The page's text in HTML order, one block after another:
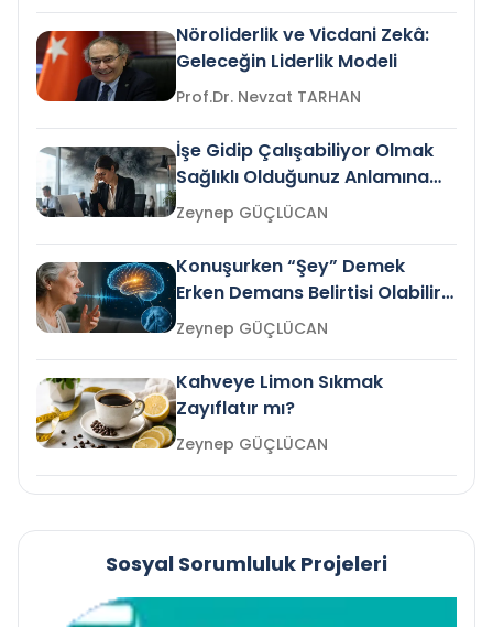
Nöroliderlik ve Vicdani Zekâ:
Geleceğin Liderlik Modeli
Prof.Dr. Nevzat TARHAN
İşe Gidip Çalışabiliyor Olmak
Sağlıklı Olduğunuz Anlamına
Gelir mi?Zeynep GÜÇLÜCAN
Konuşurken “Şey” Demek
Erken Demans Belirtisi Olabilir
mi?
Zeynep GÜÇLÜCAN
Kahveye Limon Sıkmak
Zayıflatır mı?
Zeynep GÜÇLÜCAN
Sosyal Sorumluluk Projeleri